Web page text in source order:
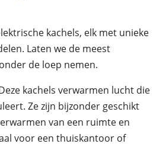
kachels, elk met unieke
Laten we de meest
de loep nemen.
kachels verwarmen lucht die
Ze zijn bijzonder geschikt
van een ruimte en
voor een thuiskantoor of